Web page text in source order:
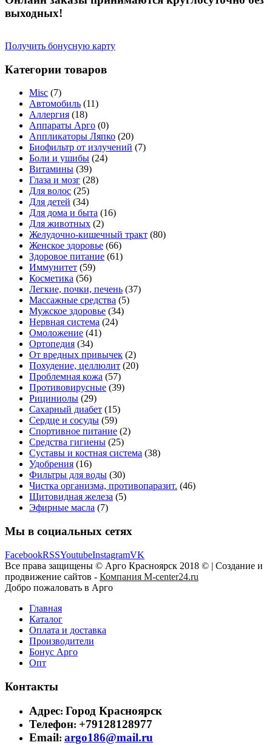
выходных!
Получить бонусную карту
Категории товаров
Misc (7)
Автомобиль (11)
Аллергия (18)
Аппараты Арго (0)
Аппликаторы Ляпко (20)
Биофильтр от излучений (7)
Боли и ушибы (24)
Витамины (39)
Глаза и мозг (28)
Для волос (25)
Для детей (34)
Для дома и быта (16)
Для животных (2)
Желудочно-кишечный тракт (80)
Женское здоровье (66)
Здоровое питание (61)
Иммунитет (59)
Косметика (56)
Легкие, почки, печень (37)
Массажные средства (5)
Мужское здоровье (34)
Нервная система (24)
Омоложение (41)
Ортопедия (34)
От вредных привычек (2)
Похудение, целлюлит (20)
Проблемная кожа (57)
Противовирусные (39)
Рициниолы (29)
Сахарный диабет (15)
Сердце и сосуды (59)
Спортивное питание (2)
Средства гигиены (25)
Суставы и костная система (38)
Удобрения (16)
Фильтры для воды (30)
Чистка организма, противопаразит. (46)
Щитовидная железа (5)
Эфирные масла (7)
Мы в социальных сетях
FacebookRSSYoutubeInstagramVK
Все права защищены © Арго Красноярск 2018 © | Создание и
продвижение сайтов - Компания M-center24.ru
Добро пожаловать в Арго
Главная
Каталог
Оплата и доставка
Производители
Бонус Арго
Опт
Контакты
Адрес: Город Красноярск
Телефон: +79128128977
Email: argo186@mail.ru